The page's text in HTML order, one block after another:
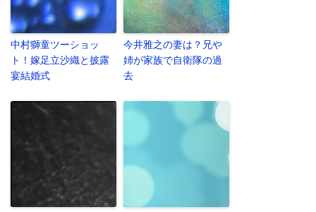
中村獅童ツーショッ
ト！嫁足立沙織と披露
宴結婚式
今井雅之の妻は？兄や
姉が家族で自衛隊の過
去